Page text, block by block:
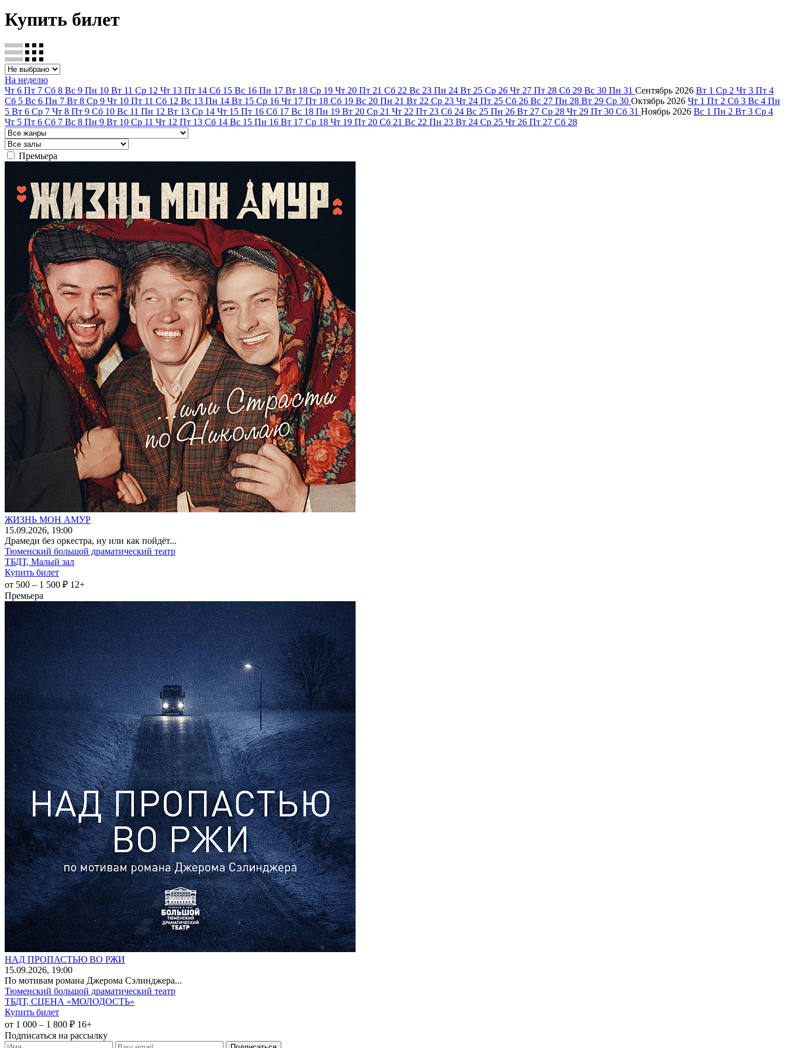
Купить билет
На неделю
Чт 6 Пт 7 Сб 8 Вс 9 Пн 10 Вт 11 Ср 12 Чт 13 Пт 14 Сб 15 Вс 16 Пн 17 Вт 18 Ср 19 Чт 20 Пт 21 Сб 22 Вс 23 Пн 24 Вт 25 Ср 26 Чт 27 Пт 28 Сб 29 Вс 30 Пн 31 Сентябрь 2026 Вт 1 Ср 2 Чт 3 Пт 4
Сб 5 Вс 6 Пн 7 Вт 8 Ср 9 Чт 10 Пт 11 Сб 12 Вс 13 Пн 14 Вт 15 Ср 16 Чт 17 Пт 18 Сб 19 Вс 20 Пн 21 Вт 22 Ср 23 Чт 24 Пт 25 Сб 26 Вс 27 Пн 28 Вт 29 Ср 30 Октябрь 2026 Чт 1 Пт 2 Сб 3 Вс 4 Пн
5 Вт 6 Ср 7 Чт 8 Пт 9 Сб 10 Вс 11 Пн 12 Вт 13 Ср 14 Чт 15 Пт 16 Сб 17 Вс 18 Пн 19 Вт 20 Ср 21 Чт 22 Пт 23 Сб 24 Вс 25 Пн 26 Вт 27 Ср 28 Чт 29 Пт 30 Сб 31 Ноябрь 2026 Вс 1 Пн 2 Вт 3 Ср 4
Чт 5 Пт 6 Сб 7 Вс 8 Пн 9 Вт 10 Ср 11 Чт 12 Пт 13 Сб 14 Вс 15 Пн 16 Вт 17 Ср 18 Чт 19 Пт 20 Сб 21 Вс 22 Пн 23 Вт 24 Ср 25 Чт 26 Пт 27 Сб 28
Премьера
ЖИЗНЬ МОН АМУР
15.09.2026, 19:00
Драмеди без оркестра, ну или как пойдёт...
Тюменский большой драматический театр
ТБДТ, Малый зал
Купить билет
от 500 – 1 500 ₽ 12+
Премьера
НАД ПРОПАСТЬЮ ВО РЖИ
15.09.2026, 19:00
По мотивам романа Джерома Сэлинджера...
Тюменский большой драматический театр
ТБДТ, СЦЕНА «МОЛОДОСТЬ»
Купить билет
от 1 000 – 1 800 ₽ 16+
Подписаться на рассылку